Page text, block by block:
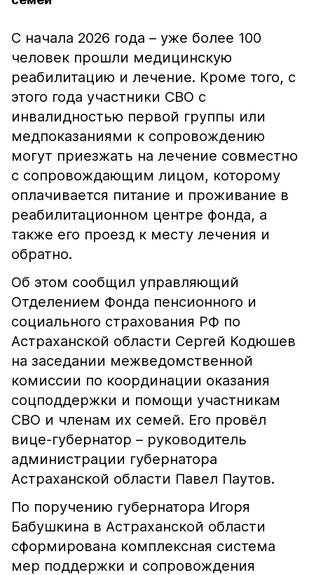
С начала 2026 года – уже более 100
человек прошли медицинскую
реабилитацию и лечение. Кроме того, с
этого года участники СВО с
инвалидностью первой группы или
медпоказаниями к сопровождению
могут приезжать на лечение совместно
с сопровождающим лицом, которому
оплачивается питание и проживание в
реабилитационном центре фонда, а
также его проезд к месту лечения и
обратно.
Об этом сообщил управляющий
Отделением Фонда пенсионного и
социального страхования РФ по
Астраханской области Сергей Кодюшев
на заседании межведомственной
комиссии по координации оказания
соцподдержки и помощи участникам
СВО и членам их семей. Его провёл
вице-губернатор – руководитель
администрации губернатора
Астраханской области Павел Паутов.
По поручению губернатора Игоря
Бабушкина в Астраханской области
сформирована комплексная система
мер поддержки и сопровождения